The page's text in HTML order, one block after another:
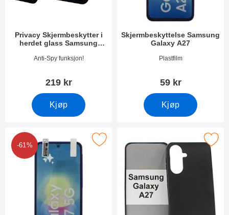
Privacy Skjermbeskytter i
herdet glass Samsung
Varenummer 55432
Anti-Spy funksjon!
219 kr
Kjøp
Skjermbeskyttelse Samsung
Galaxy A27
Varenummer 55433
Plastfilm
59 kr
Kjøp
-61%
Skjermbeskyttelse Samsung Galaxy A27 som favoritt
Merk tPU Deksel Samsung